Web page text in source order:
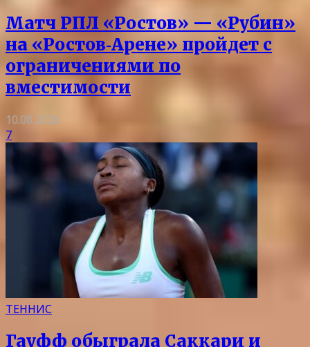
Матч РПЛ «Ростов» — «Рубин»
на «Ростов‑Арене» пройдет с
ограничениями по
вместимости
10.08.2026
7
ТЕННИС
Гауфф обыграла Саккари и